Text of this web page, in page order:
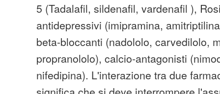
5 (Tadalafil, sildenafil, vardenafil ),
antidepressivi (imipramina,
beta-bloccanti (nadololo, carvedilolo,
propranololo), calcio-antagonisti
nifedipina). L'interazione tra due